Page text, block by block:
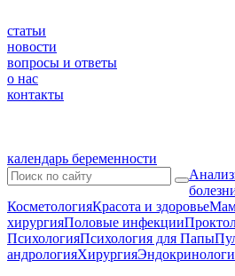
статьи
новости
вопросы и ответы
о нас
контакты
календарь беременности
КосметологияКрасота и здоровье
хирургияПоловые инфекции
ПсихологияПсихология для Папы
андрологияХирургия